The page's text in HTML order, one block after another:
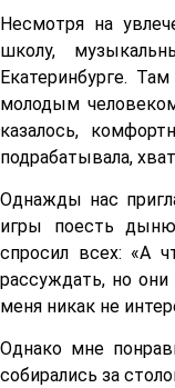
Несмотря на
школу,
Екатеринбурге.
молодым
казалось,
подрабатывала,
Однажды нас
игры поесть
спросил всех: «А
рассуждать, но
меня никак не
Однако мне
собирались за